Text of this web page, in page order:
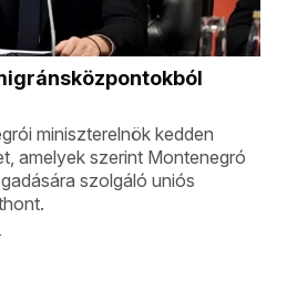
miniszterelnök kedden
amelyek szerint Montenegró
szolgáló uniós